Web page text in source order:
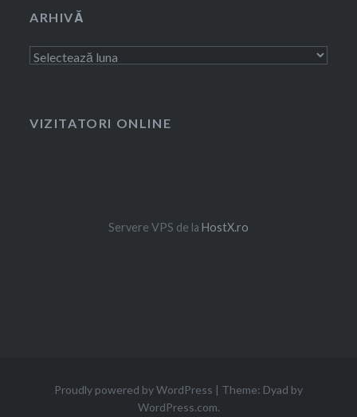
ARHIVĂ
Arhivă
VIZITATORI ONLINE
Servere VPS de la HostX.ro
Proudly powered by WordPress | Theme: Dyad by
WordPress.com.